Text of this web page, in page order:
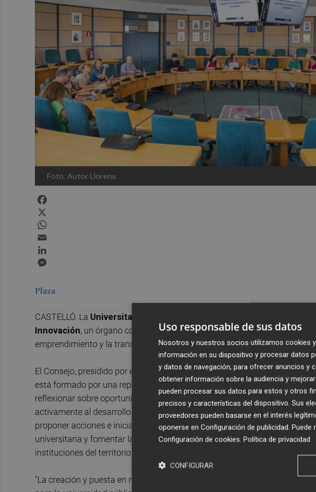
Foto: Autor Llorens
Plaza
CASTELLÓ. La Universitat Jaume I
Innovación, un órgano consultivo que refuerza la apuesta de la
emprendimiento y la transferencia de conocimiento a la sociedad.
El Consejo, presidido por el vicerrector de Innovación, Transferencia y
está formado por una representación de agentes internos y externos, y
reflexionar sobre oportunidades y desafíos en el ámbito del
activamente al desarrollo y seguimiento de los planes de innovación y
proponer acciones e iniciativas para fomentar una cultura innovadora y
universitaria y fomentar la colaboración mediante la promoción de
instituciones del territorio para la transferencia de conocimiento y el
"La creación y puesta en marcha de este Consejo Asesor de Innovación
Uso responsable de sus datos
Nosotros y nuestros socios utilizamos cookies
información en su dispositivo y procesar datos
y datos de navegación, para ofrecer anuncios y
obtener información sobre la audiencia y
pueden procesar sus datos para estos y otros
precisos y características del dispositivo. Sus
proveedores pueden basarse en el interés
oponerse en Configuración de publicidad. Puede
Configuración de cookies. Política de privacidad
CONFIGURAR